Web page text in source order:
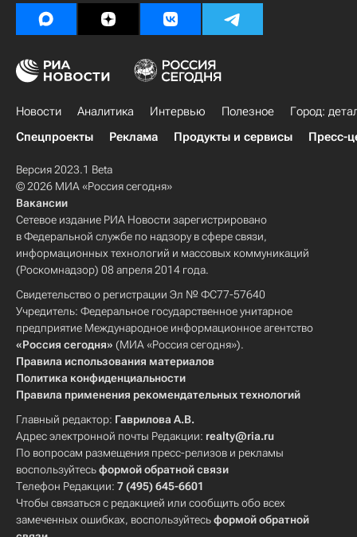
Новости Аналитика Интервью Полезное
Город:
Спецпроекты
Реклама Продукты и сервисы Пресс-
Версия 2023.1 Beta
© 2026 МИА «Россия сегодня»
Вакансии
Сетевое издание РИА Новости зарегистрировано
в Федеральной службе по надзору в сфере связи,
информационных технологий и массовых коммуникаций
(Роскомнадзор) 08 апреля 2014 года.
Свидетельство о регистрации Эл № ФС77-57640
Учредитель: Федеральное государственное унитарное
предприятие Международное информационное агентство
«Россия сегодня» (МИА «Россия сегодня»).
Правила использования материалов
Политика конфиденциальности
Правила применения рекомендательных технологий
Главный редактор: Гаврилова А.В.
Адрес электронной почты Редакции: realty@ria.ru
По вопросам размещения пресс-релизов и рекламы
воспользуйтесьформой обратной связи
Телефон Редакции: 7 (495) 645-6601
Чтобы связаться с редакцией или сообщить обо всех
замеченных ошибках, воспользуйтесьформой обратной